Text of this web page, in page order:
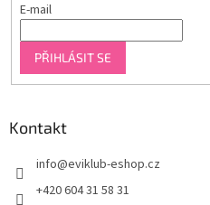
E-mail
PŘIHLÁSIT SE
Kontakt
info@eviklub-eshop.cz
+420 604 31 58 31